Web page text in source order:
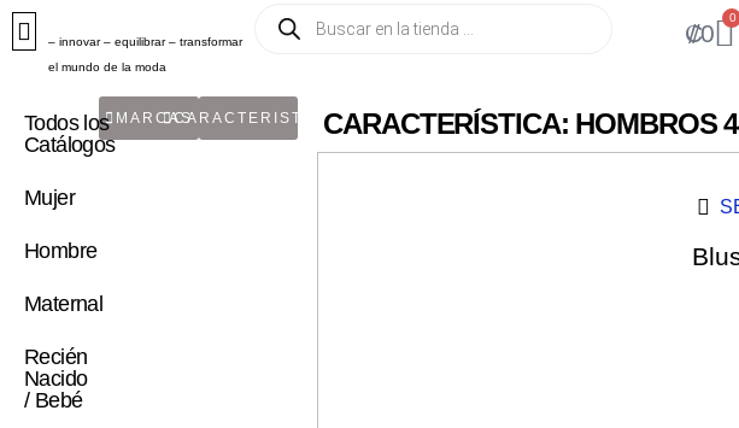
– innovar – equilibrar – transformar
el mundo de la moda
₡0
0
Todos los
Catálogos
Mujer
Hombre
Maternal
Recién
Nacido
/ Bebé
MARCASCARACTERISTICACARACTERÍSTICA: HOMBROS